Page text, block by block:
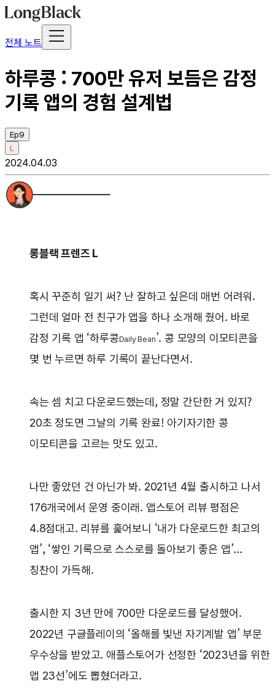
전체 노트
하루콩 : 700만 유저 보듬은 감정
기록 앱의 경험 설계법
Ep9
L
2024.04.03
롱블랙 프렌즈 L
혹시 꾸준히 일기 써? 난 잘하고 싶은데 매번 어려워.
그런데 얼마 전 친구가 앱을 하나 소개해 줬어. 바로
감정 기록 앱 ‘하루콩Daily Bean’. 콩 모양의 이모티콘을
몇 번 누르면 하루 기록이 끝난다면서.
속는 셈 치고 다운로드했는데, 정말 간단한 거 있지?
20초 정도면 그날의 기록 완료! 아기자기한 콩
이모티콘을 고르는 맛도 있고.
나만 좋았던 건 아닌가 봐. 2021년 4월 출시하고 나서
176개국에서 운영 중이래. 앱스토어 리뷰 평점은
4.8점대고. 리뷰를 훑어보니 ‘내가 다운로드한 최고의
앱’, ‘쌓인 기록으로 스스로를 돌아보기 좋은 앱’...
칭찬이 가득해.
출시한 지 3년 만에 700만 다운로드를 달성했어.
2022년 구글플레이의 ‘올해를 빛낸 자기계발 앱’ 부문
우수상을 받았고. 애플스토어가 선정한 ‘2023년을 위한
앱 23선’에도 뽑혔더라고.